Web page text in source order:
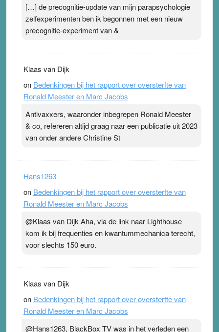
[…] de precognitie-update van mijn parapsychologie
zelfexperimenten ben ik begonnen met een nieuw
precognitie-experiment van &
Klaas van Dijk
on Bedenkingen bij het rapport over oversterfte van
Ronald Meester en Marc Jacobs
Antivaxxers, waaronder inbegrepen Ronald Meester
& co, refereren altijd graag naar een publicatie uit 2023
van onder andere Christine St
Hans1263
on Bedenkingen bij het rapport over oversterfte van
Ronald Meester en Marc Jacobs
@Klaas van Dijk Aha, via de link naar Lighthouse
kom ik bij frequenties en kwantummechanica terecht,
voor slechts 150 euro.
Klaas van Dijk
on Bedenkingen bij het rapport over oversterfte van
Ronald Meester en Marc Jacobs
@Hans1263, BlackBox TV was in het verleden een